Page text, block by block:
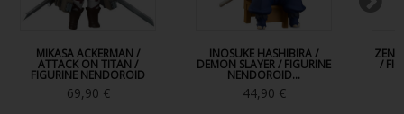
MIKASA ACKERMAN /
ATTACK ON TITAN /
FIGURINE NENDOROID
69,90 €
INOSUKE HASHIBIRA /
DEMON SLAYER / FIGURINE
NENDOROID...
44,90 €
/